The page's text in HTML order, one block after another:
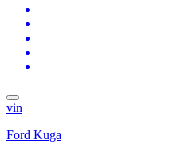
vin
Ford Kuga